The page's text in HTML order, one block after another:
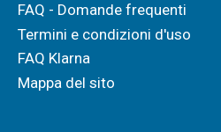
FAQ - Domande frequenti
Termini e condizioni d'uso
FAQ Klarna
Mappa del sito